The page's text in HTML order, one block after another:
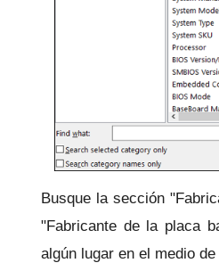
Busque la sección
"Fabricante de la placa
algún lugar en el medio